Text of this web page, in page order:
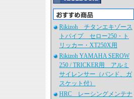
Rikizoh チタンエキゾース
トパイプ セロー250・ト
リッカー・XT250X用
Rikizoh YAMAHA SEROW
250 / TRICKER用 アルミ
サイレンサー（バンド、ガ
スケット付）
HRC レーシングメンテナ